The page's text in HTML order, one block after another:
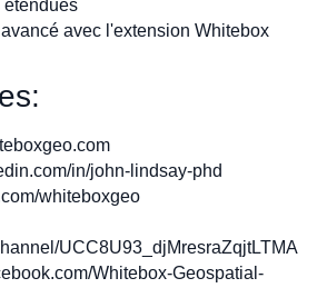
avec l'extension Whitebox
in/john-lindsay-phd
whiteboxgeo
UCC8U93_djMresraZqjtLTMA
Whitebox-Geospatial-